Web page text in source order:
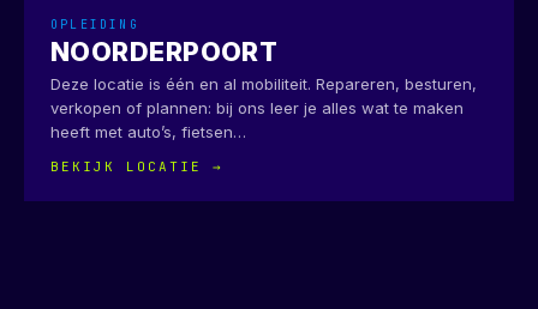
OPLEIDING
NOORDERPOORT
Deze locatie is één en al mobiliteit. Repareren, besturen,
verkopen of plannen: bij ons leer je alles wat te maken
heeft met auto’s, fietsen…
BEKIJK LOCATIE →